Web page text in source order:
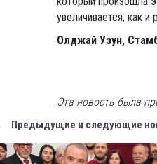
увеличивается, как и
Олджай Узун,
Эта новость была
Предыдущие и следующие